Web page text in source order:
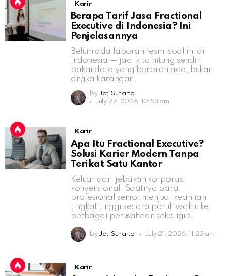
Karir
Berapa Tarif Jasa Fractional
Executive di Indonesia? Ini
Penjelasannya
Belum ada laporan resmi soal ini di
Indonesia — jadi kita hitung sendiri
pakai data yang beneran ada, bukan
angka karangan.
by Jati Sunarto
July 22, 2026, 10:53 am
Karir
Apa Itu Fractional Executive?
Solusi Karier Modern Tanpa
Terikat Satu Kantor
Keluar dari jebakan korporasi
konvensional. Saatnya para
profesional senior menjual keahlian
tingkat tinggi secara paruh waktu ke
berbagai perusahaan sekaligus.
by Jati Sunarto July 21, 2026, 11:23 am
Karir